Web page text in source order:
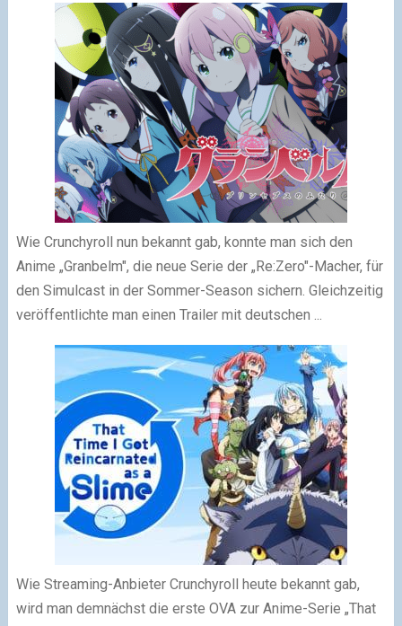
Wie Crunchyroll nun bekannt gab, konnte man sich den
Anime „Granbelm", die neue Serie der „Re:Zero"-Macher, für
den Simulcast in der Sommer-Season sichern. Gleichzeitig
veröffentlichte man einen Trailer mit deutschen ...
Wie Streaming-Anbieter Crunchyroll heute bekannt gab,
wird man demnächst die erste OVA zur Anime-Serie „That